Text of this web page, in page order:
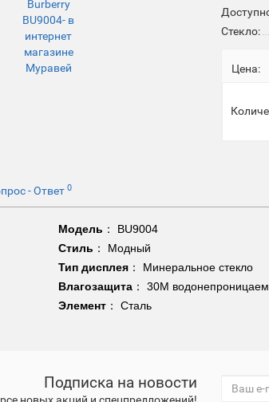
Стекло:
Цена:
- Ответ0
Модель ： BU9004
Стиль ： Модный
Тип дисплея ： Минеральное стекло
Влагозащита ：30M
Элемент ：Сталь
Подписка на новости